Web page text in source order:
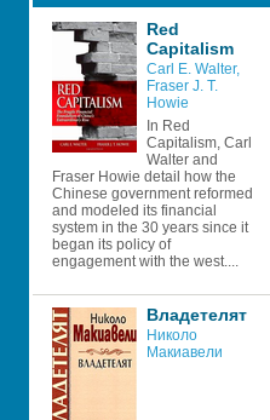
Red
Capitalism
Carl E. Walter,
Fraser J. T.
Howie
In Red
Capitalism, Carl
Walter and
Fraser Howie detail how the
Chinese government reformed
and modeled its financial
system in the 30 years since it
began its policy of
engagement with the west....
Владетелят
Николо
Макиавели